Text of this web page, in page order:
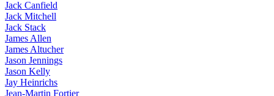
Jack Canfield
Jack Mitchell
Jack Stack
James Allen
James Altucher
Jason Jennings
Jason Kelly
Jay Heinrichs
Jean-Martin Fortier